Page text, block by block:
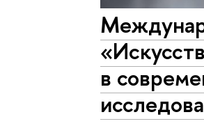
в